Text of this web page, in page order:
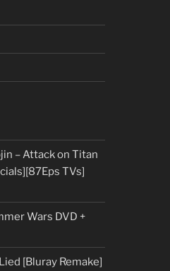
– Attack on Titan
TVs]
Wars DVD +
[Bluray Remake]